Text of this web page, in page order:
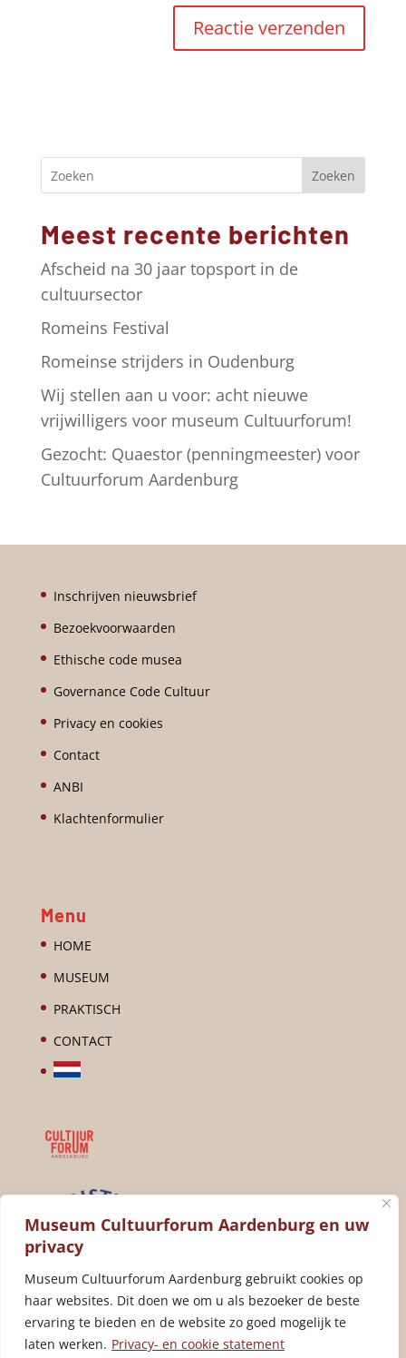
Museum Cultuurforum Aardenburg en uw
privacy
Museum Cultuurforum Aardenburg gebruikt cookies op
haar websites. Dit doen we om u als bezoeker de beste
ervaring te bieden en de website zo goed mogelijk te
laten werken. Privacy- en cookie statement
r
n
t
i
v
e
Zoeken
Meest recente berichten
Afscheid na 30 jaar topsport in de
cultuursector
Romeins Festival
Romeinse strijders in Oudenburg
Wij stellen aan u voor: acht nieuwe
vrijwilligers voor museum Cultuurforum!
Gezocht: Quaestor (penningmeester) voor
Cultuurforum Aardenburg
Inschrijven nieuwsbrief
Bezoekvoorwaarden
Ethische code musea
Governance Code Cultuur
Privacy en cookies
Contact
ANBI
Klachtenformulier
Menu
HOME
MUSEUM
PRAKTISCH
CONTACT